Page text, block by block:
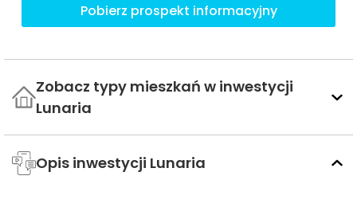
Pobierz prospekt informacyjny
Zobacz typy mieszkań w inwestycji
Lunaria
Opis inwestycji Lunaria